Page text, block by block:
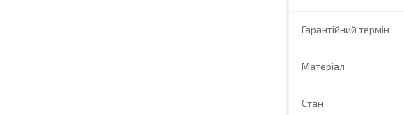
Гарантійний термін
Матеріал
Стан